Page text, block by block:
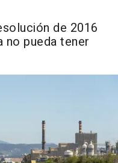
de 2016
no pueda tener